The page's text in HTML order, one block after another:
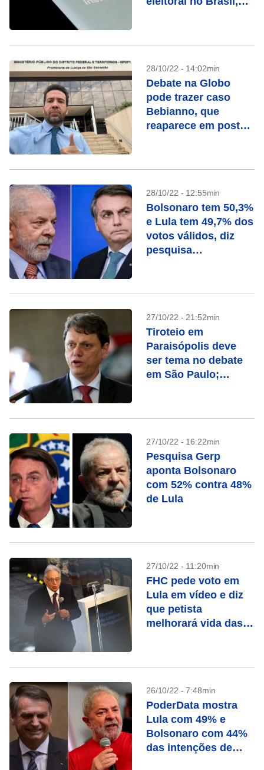
28/10/22 - 14:02min
Debate na Globo
pode trazer caso
Bebianno, que
reaparece em posts
28/10/22 - 12:55min
Bolsonaro tem 50,3%
e Lula tem 49,7% dos
votos válidos, diz
pesquisa
27/10/22 - 21:52min
Tiroteio em
Paraisópolis deve
ser tema no debate
em São Paulo;
27/10/22 - 16:22min
Pesquisa Gerp
aponta Bolsonaro
com 52% contra 48%
de Lula
27/10/22 - 11:20min
FHC pede voto em
Lula em vídeo e diz
que petista
melhorará vida das
26/10/22 - 7:48min
PoderData mostra
Lula com 49% e
Bolsonaro com 44%
das intenções de